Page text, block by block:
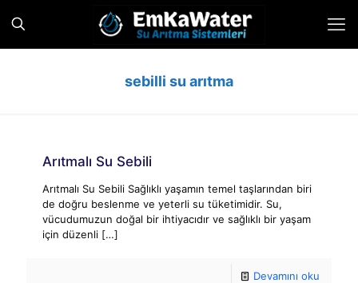
sebilli su arıtma
Arıtmalı Su Sebili
Arıtmalı Su Sebili Sağlıklı yaşamın temel taşlarından biri
de doğru beslenme ve yeterli su tüketimidir. Su,
vücudumuzun doğal bir ihtiyacıdır ve sağlıklı bir yaşam
için düzenli […]
Devamını oku